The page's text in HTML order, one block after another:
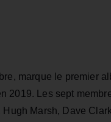
marque le premier
2019. Les sept
Marsh, Dave